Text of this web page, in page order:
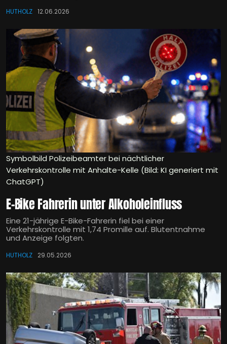
HUTHOLZ 12.06.2026
Symbolbild Polizeibeamter bei nächtlicher
Verkehrskontrolle mit Anhalte-Kelle (Bild: KI generiert mit
ChatGPT)
E-Bike Fahrerin unter Alkoholeinfluss
Eine 21-jährige E-Bike-Fahrerin fiel bei einer
Verkehrskontrolle mit 1,74 Promille auf. Blutentnahme
und Anzeige folgten.
HUTHOLZ 29.05.2026